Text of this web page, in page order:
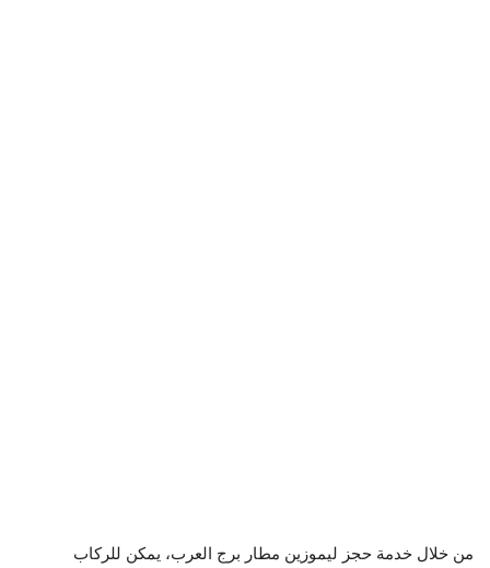
من خلال خدمة حجز ليموزين مطار برج العرب، يمكن للركاب